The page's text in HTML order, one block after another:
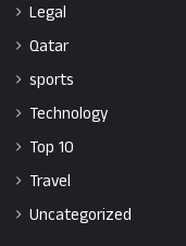
Legal
Qatar
sports
Technology
Top 10
Travel
Uncategorized